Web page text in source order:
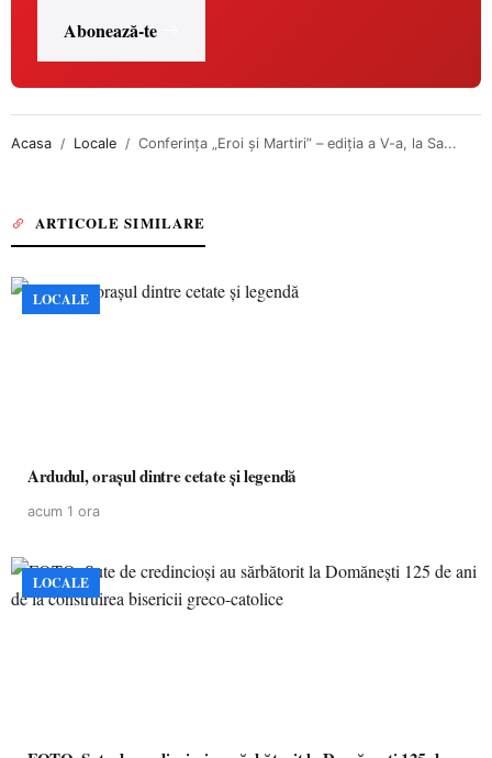
Abonează-te
Acasa Locale Conferința „Eroi și Martiri” – ediția a V-a, la Sa...
ARTICOLE SIMILARE
LOCALE
Ardudul, orașul dintre cetate și legendă
acum 1 ora
LOCALE